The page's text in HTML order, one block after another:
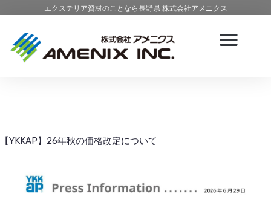
エクステリア資材のことなら長野県 株式会社アメニクス
【YKKAP】26年秋の価格改定について